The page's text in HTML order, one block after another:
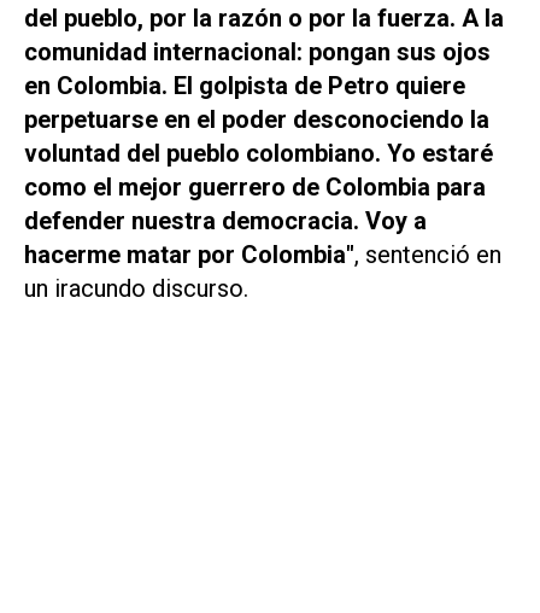
del pueblo, por la razón o por la fuerza. A la
comunidad internacional: pongan sus ojos
en Colombia. El golpista de Petro quiere
perpetuarse en el poder desconociendo la
voluntad del pueblo colombiano. Yo estaré
como el mejor guerrero de Colombia para
defender nuestra democracia. Voy a
hacerme matar por Colombia", sentenció en
un iracundo discurso.